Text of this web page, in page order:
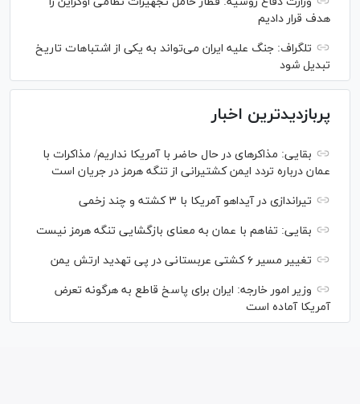
هدف قرار دادیم
تلگراف: جنگ علیه ایران می‌تواند به یکی از اشتباهات تاریخ
تبدیل شود
پربازدیدترین اخبار
بقایی: مذاکره‎ای در حال حاضر با آمریکا نداریم/ مذاکرات با
عمان درباره تردد ایمن کشتیرانی از تنگه هرمز در جریان است
تیراندازی در آیداهو آمریکا با ۳ کشته و چند زخمی
بقایی: تفاهم با عمان به معنای بازگشایی تنگه هرمز نیست
تغییر مسیر ۶ کشتی عربستانی در پی تهدید ارتش یمن
وزیر امور خارجه: ایران برای پاسخ قاطع به هرگونه تعرض
آمریکا آماده است